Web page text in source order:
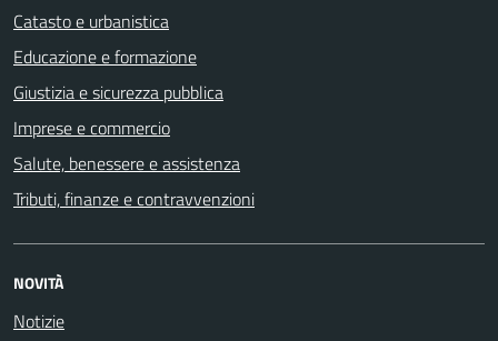
Catasto e urbanistica
Educazione e formazione
Giustizia e sicurezza pubblica
Imprese e commercio
Salute, benessere e assistenza
Tributi, finanze e contravvenzioni
NOVITÀ
Notizie